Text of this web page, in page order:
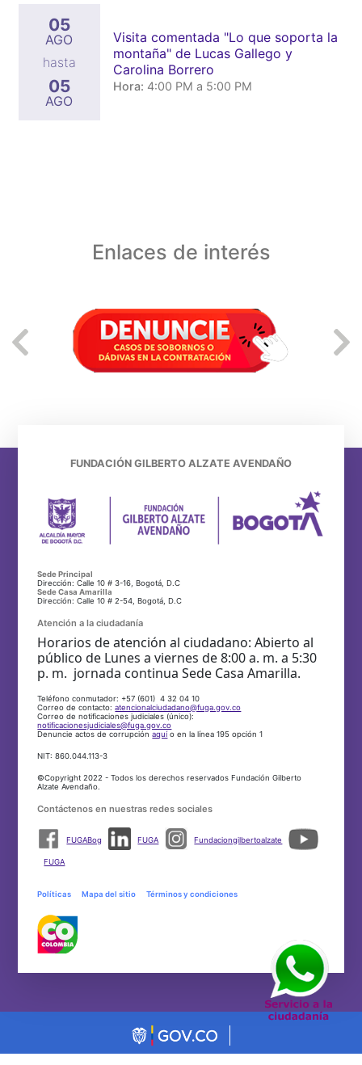
05
AGO
hasta
05
AGO
Visita comentada "Lo que soporta la
montaña" de Lucas Gallego y
Carolina Borrero
Hora: 4:00 PM a 5:00 PM
Enlaces de interés
FUNDACIÓN GILBERTO ALZATE AVENDAÑO
Sede Principal
Dirección: Calle 10 # 3-16, Bogotá, D.C
Sede Casa Amarilla
Dirección: Calle 10 # 2-54, Bogotá, D.C
Atención a la ciudadanía
Horarios de atención al ciudadano: Abierto al
público de Lunes a viernes de 8:00 a. m. a 5:30
p. m. jornada continua Sede Casa Amarilla.
Teléfono conmutador: +57 (601) 4 32 04 10
Correo de contacto:atencionalciudadano@fuga.gov.co
Correo de notificaciones judiciales (único):
notificacionesjudiciales@fuga.gov.co
Denuncie actos de corrupciónaquío en la línea 195 opción 1
NIT: 860.044.113-3
©Copyright 2022 - Todos los derechos reservados Fundación Gilberto
Alzate Avendaño.
Contáctenos en nuestras redes sociales
FUGABog FUGA Fundaciongilbertoalzate
FUGA
Políticas Mapa del sitio Términos y condiciones